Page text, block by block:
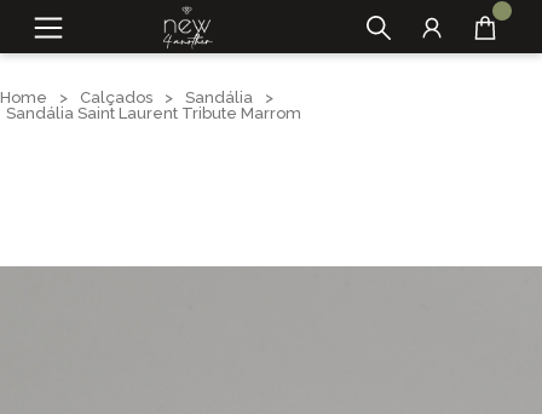
Home > Calçados > Sandália
>
Sandália Saint Laurent Tribute Marrom